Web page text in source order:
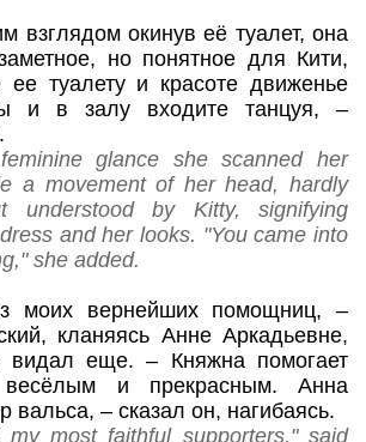
взглядом окинув её туалет, она
но понятное для Кити,
ее туалету и красоте движенье
и в залу входите танцуя,
–
glance she scanned her
a movement of her head, hardly
understood by Kitty, signifying
and her looks. "You came into
," she added.
моих вернейших помощниц,
–
кланяясь Анне Аркадьевне,
видал еще. – Княжна помогает
и прекрасным. Анна
вальса, – сказал он, нагибаясь.
most faithful supporters," said